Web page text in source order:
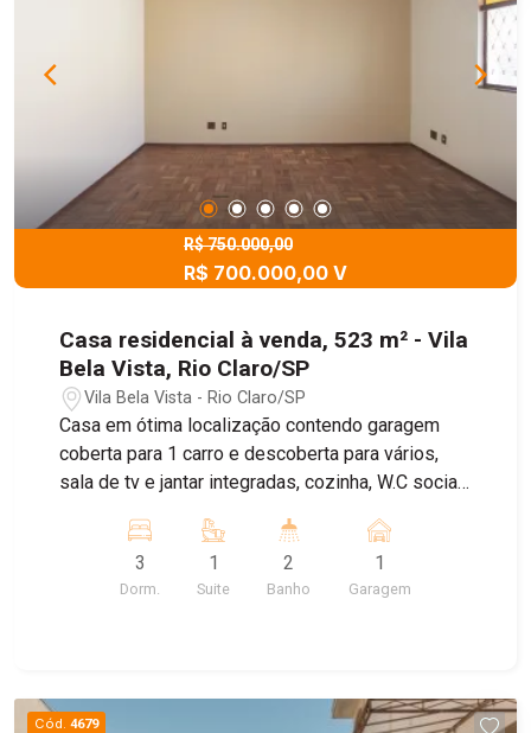
R$ 750.000,00
R$ 700.000,00 V
Casa residencial à venda, 523 m² - Vila
Bela Vista, Rio Claro/SP
Vila Bela Vista - Rio Claro/SP
Casa em ótima localização contendo garagem
coberta para 1 carro e descoberta para vários,
sala de tv e jantar integradas, cozinha, W.C social,
amplo quintal. Agende sua visita!
3
Dorm.
1
Suite
2
Banho
1
Garagem
Cód. 4679